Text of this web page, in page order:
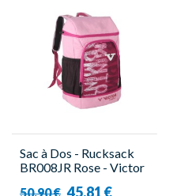
Sac à Dos - Rucksack
BR008JR Rose - Victor
50,90 € 45,81 €